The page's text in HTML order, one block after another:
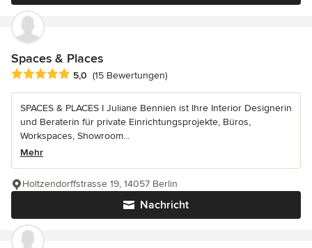
Spaces & Places
Durchschnittliche Bewertung: 5 von 5 Sternen
5,0 (15 Bewertungen)
SPACES & PLACES I Juliane Bennien ist Ihre Interior Designerin
und Beraterin für private Einrichtungsprojekte, Büros,
Workspaces, Showroom...
Mehr
Nachricht
Holtzendorffstrasse 19, 14057 Berlin